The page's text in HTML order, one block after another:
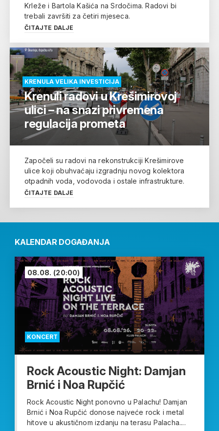
Krleže i Bartola Kašića na Srdočima. Radovi bi
trebali završiti za četiri mjeseca.
ČITAJTE DALJE
KRENULA VELIKA INVESTICIJA
Krenuli radovi u Krešimirovoj
ulici – na snazi privremena
regulacija prometa
Započeli su radovi na rekonstrukciji Krešimirove
ulice koji obuhvaćaju izgradnju novog kolektora
otpadnih voda, vodovoda i ostale infrastrukture.
ČITAJTE DALJE
KALENDAR DOGAĐANJA
KONCERT
08.08. (20:00)
Rock Acoustic Night: Damjan
Brnić i Noa Rupčić
Rock Acoustic Night ponovno u Palachu! Damjan
Brnić i Noa Rupčić donose najveće rock i metal
hitove u akustičnom izdanju na terasu Palacha....